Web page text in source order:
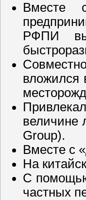
Вместе
РФПИ
вложился
величине
Group).
Вместе с
На
С
частных